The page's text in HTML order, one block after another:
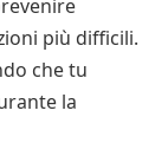
più difficili.
che tu
la